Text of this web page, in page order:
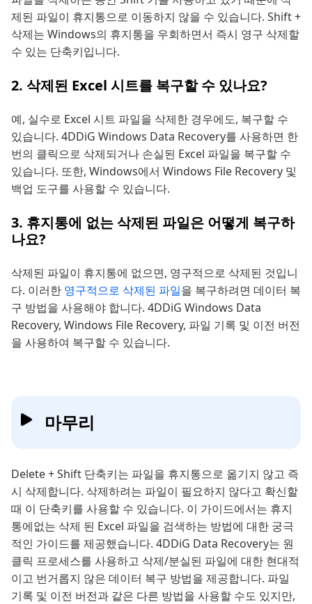
제된 파일이 휴지통으로 이동하지 않을 수 있습니다. Shift +
삭제는 Windows의 휴지통을 우회하면서 즉시 영구 삭제할
수 있는 단축키입니다.
2. 삭제된 Excel 시트를 복구할 수 있나요?
예, 실수로 Excel 시트 파일을 삭제한 경우에도, 복구할 수
있습니다. 4DDiG Windows Data Recovery를 사용하면 한
번의 클릭으로 삭제되거나 손실된 Excel 파일을 복구할 수
있습니다. 또한, Windows에서 Windows File Recovery 및
백업 도구를 사용할 수 있습니다.
3. 휴지통에 없는 삭제된 파일은 어떻게 복구하
나요?
삭제된 파일이 휴지통에 없으면, 영구적으로 삭제된 것입니
다. 이러한 영구적으로 삭제된 파일을 복구하려면 데이터 복
구 방법을 사용해야 합니다. 4DDiG Windows Data
Recovery, Windows File Recovery, 파일 기록 및 이전 버전
을 사용하여 복구할 수 있습니다.
마무리
Delete + Shift 단축키는 파일을 휴지통으로 옮기지 않고 즉
시 삭제합니다. 삭제하려는 파일이 필요하지 않다고 확신할
때 이 단축키를 사용할 수 있습니다. 이 가이드에서는 휴지
통에없는 삭제 된 Excel 파일을 검색하는 방법에 대한 궁극
적인 가이드를 제공했습니다. 4DDiG Data Recovery는 원
클릭 프로세스를 사용하고 삭제/분실된 파일에 대한 현대적
이고 번거롭지 않은 데이터 복구 방법을 제공합니다. 파일
기록 및 이전 버전과 같은 다른 방법을 사용할 수도 있지만,